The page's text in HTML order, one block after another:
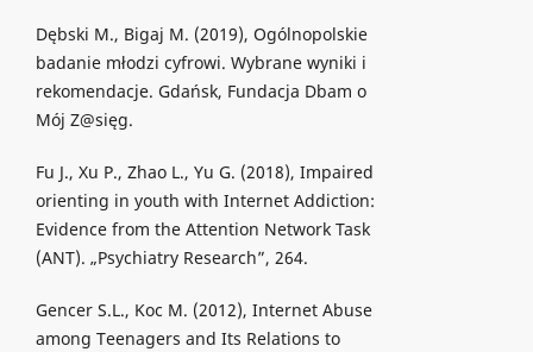
Dębski M., Bigaj M. (2019), Ogólnopolskie
badanie młodzi cyfrowi. Wybrane wyniki i
rekomendacje. Gdańsk, Fundacja Dbam o
Mój Z@sięg.
Fu J., Xu P., Zhao L., Yu G. (2018), Impaired
orienting in youth with Internet Addiction:
Evidence from the Attention Network Task
(ANT). „Psychiatry Research”, 264.
Gencer S.L., Koc M. (2012), Internet Abuse
among Teenagers and Its Relations to